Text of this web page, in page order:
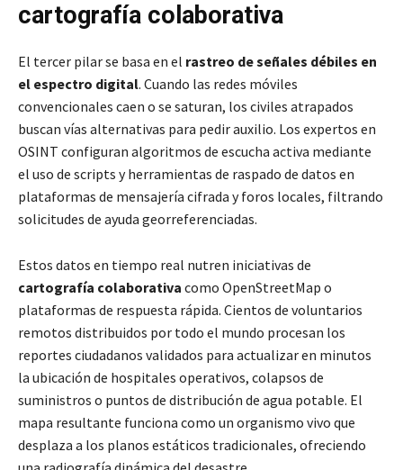
cartografía colaborativa
El tercer pilar se basa en el rastreo de señales débiles en
el espectro digital. Cuando las redes móviles
convencionales caen o se saturan, los civiles atrapados
buscan vías alternativas para pedir auxilio. Los expertos en
OSINT configuran algoritmos de escucha activa mediante
el uso de scripts y herramientas de raspado de datos en
plataformas de mensajería cifrada y foros locales, filtrando
solicitudes de ayuda georreferenciadas.
Estos datos en tiempo real nutren iniciativas de
cartografía colaborativa como OpenStreetMap o
plataformas de respuesta rápida. Cientos de voluntarios
remotos distribuidos por todo el mundo procesan los
reportes ciudadanos validados para actualizar en minutos
la ubicación de hospitales operativos, colapsos de
suministros o puntos de distribución de agua potable. El
mapa resultante funciona como un organismo vivo que
desplaza a los planos estáticos tradicionales, ofreciendo